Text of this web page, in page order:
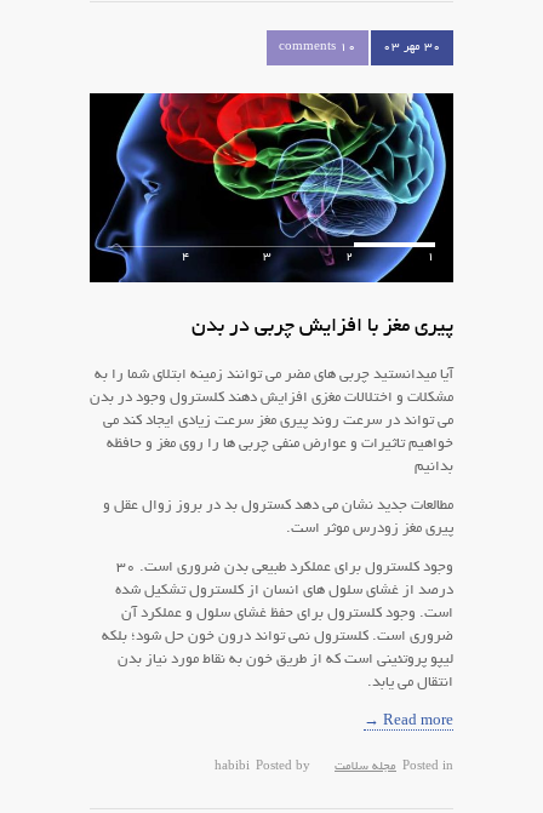
۳۰ مهر ۰۳ 10 comments
1
2
3
4
پیری مغز با افزایش چربی در بدن
آیا میدانستید چربی های مضر می توانند زمینه ابتلای شما را به
مشکلات و اختلالات مغزی افزایش دهند کلسترول وجود در بدن
می تواند در سرعت روند پیری مغز سرعت زیادی ایجاد کند می
خواهیم تاثیرات و عوارض منفی چربی ها را روی مغز و حافظه
بدانیم
مطالعات جدید نشان می دهد کسترول بد در بروز زوال عقل و
پیری مغز زودرس موثر است.
وجود کلسترول برای عملکرد طبیعی بدن ضروری است. ۳۰
درصد از غشای سلول های انسان از کلسترول تشکیل شده
است. وجود کلسترول برای حفظ غشای سلول و عملکرد آن
ضروری است. کلسترول نمی تواند درون خون حل شود؛ بلکه
لیپو پروتئینی است که از طریق خون به نقاط مورد نیاز بدن
انتقال می یابد.
Read more →
Posted in مجله سلامت Posted by
habibi